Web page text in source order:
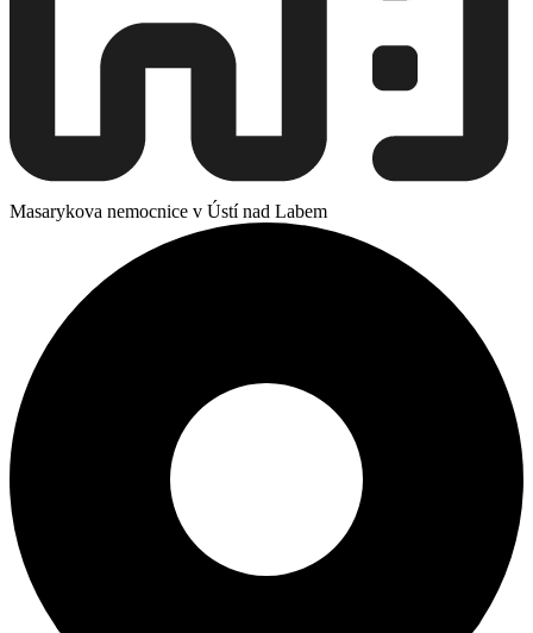
Masarykova nemocnice v Ústí nad Labem